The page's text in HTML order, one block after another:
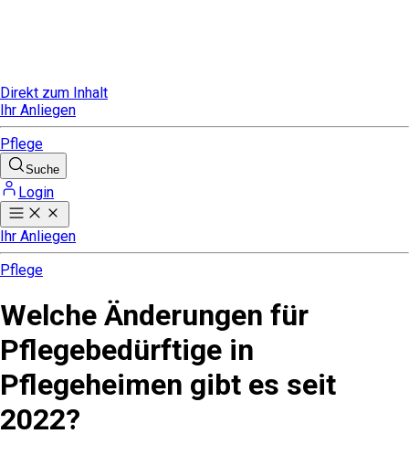
Direkt zum Inhalt
Ihr Anliegen
Pflege
Suche
Login
Ihr Anliegen
Pflege
Welche Änderungen für
Pflegebedürftige in
Pflegeheimen gibt es seit
2022?